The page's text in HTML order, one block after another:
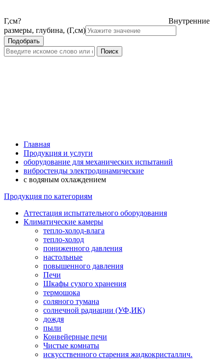
Г,см?
Внутренние
размеры, глубина, (Г,см)
Главная
Продукция и услуги
оборудование для механических испытаний
вибростенды электродинамические
с водяным охлаждением
Продукция по категориям
Аттестация испытательного оборудования
Климатические камеры
тепло-холод-влага
тепло-холод
пониженного давления
настольные
повышенного давления
Печи
Шкафы сухого хранения
термошока
соляного тумана
солнечной радиации (УФ,ИК)
дождя
пыли
Конвейерные печи
Чистые комнаты
искусственного старения жидкокристаллич.